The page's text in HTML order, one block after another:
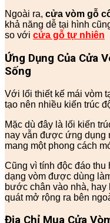
Ngoài ra, cửa vòm gỗ
khả năng dễ tại hình
so với cửa gỗ tự nhiên
Ứng Dụng Của Cửa
Sống
Với lối thiết kế mái vòm
tạo nên nhiều kiến trúc
Mặc dù đây là lối kiến
nay vẫn được ứng dụng
mang một phong cách
Cũng vì tính độc đáo
dạng vòm được dùng
bước chân vào nhà,
quát mở rộng ra bên
Địa Chỉ Mua Cửa